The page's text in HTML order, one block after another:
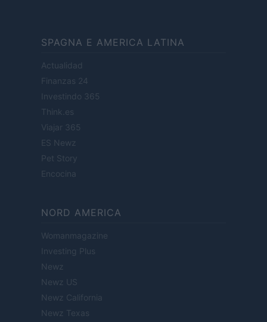
SPAGNA E AMERICA LATINA
Actualidad
Finanzas 24
Investindo 365
Think.es
Viajar 365
ES Newz
Pet Story
Encocina
NORD AMERICA
Womanmagazine
Investing Plus
Newz
Newz US
Newz California
Newz Texas